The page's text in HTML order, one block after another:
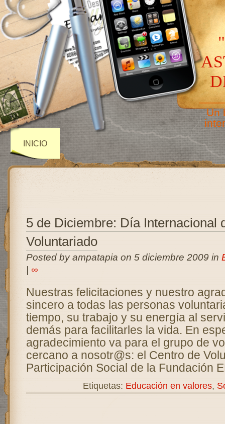
Un
INICIO
5 de Diciembre: Día Internacional
Voluntariado
Posted by ampatapia on 5 diciembre 2009 in
∞
Nuestras felicitaciones y nuestro
sincero a todas las personas
tiempo, su trabajo y su energía al
demás para facilitarles la vida. En
agradecimiento va para el grupo de
cercano a nosotr@s: el Centro de
Participación Social de la Fundación
Etiquetas: Educación en valores,